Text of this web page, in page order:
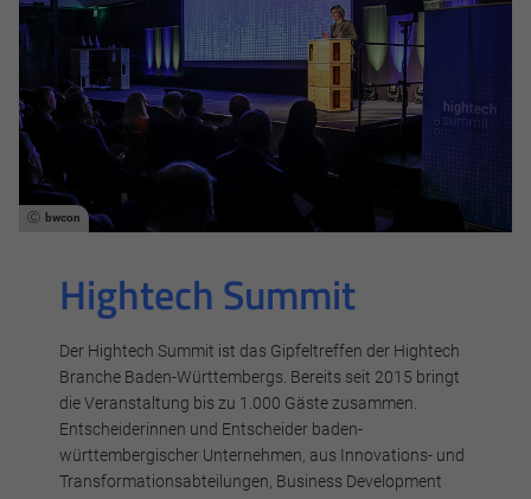
bwcon
Hightech Summit
Der Hightech Summit ist das Gipfeltreffen der Hightech
Branche Baden-Württembergs. Bereits seit 2015 bringt
die Veranstaltung bis zu 1.000 Gäste zusammen.
Entscheiderinnen und Entscheider baden-
württembergischer Unternehmen, aus Innovations- und
Transformationsabteilungen, Business Development